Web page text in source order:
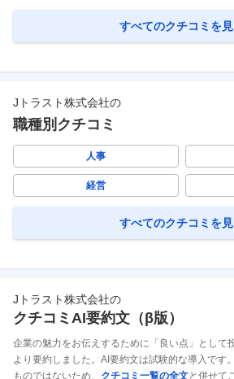
すべてのクチコミを
Jトラスト株式会社の
職種別クチコミ
人事
経営
すべてのクチコミを
Jトラスト株式会社の
クチコミAI要約文（β版）
企業の魅力をお伝えするために「良い点」として
より要約しました。AI要約文は試験的な導入です
ものではないため、 クチコミ一覧の全文と併せて